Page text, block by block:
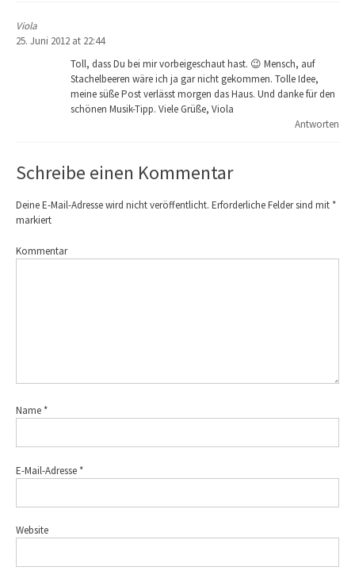
Viola
25. Juni 2012 at 22:44
Toll, dass Du bei mir vorbeigeschaut hast. 😉 Mensch, auf
Stachelbeeren wäre ich ja gar nicht gekommen. Tolle Idee,
meine süße Post verlässt morgen das Haus. Und danke für den
schönen Musik-Tipp. Viele Grüße, Viola
Antworten
Schreibe einen Kommentar
Deine E-Mail-Adresse wird nicht veröffentlicht. Erforderliche Felder sind mit *
markiert
Kommentar
Name *
E-Mail-Adresse *
Website